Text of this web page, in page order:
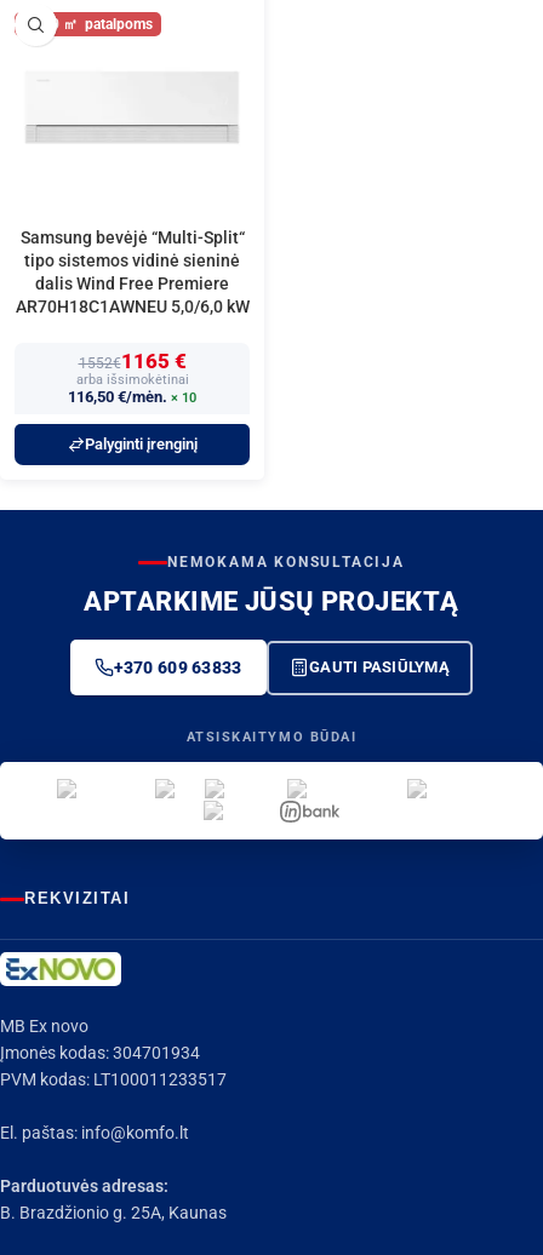
60
Samsung bevėjė “Multi-Split“
tipo sistemos vidinė sieninė
dalis Wind Free Premiere
AR70H18C1AWNEU 5,0/6,0 kW
1552€1165 €
arba išsimokėtinai
116,50 €/mėn. × 10
Palyginti įrenginį
NEMOKAMA KONSULTACIJA
APTARKIME JŪSŲ PROJEKTĄ
+370 609 63833 GAUTI PASIŪLYMĄ
ATSISKAITYMO BŪDAI
REKVIZITAI
MB Ex novo
Įmonės kodas: 304701934
PVM kodas: LT100011233517
El. paštas: info@komfo.lt
Parduotuvės adresas:
B. Brazdžionio g. 25A, Kaunas